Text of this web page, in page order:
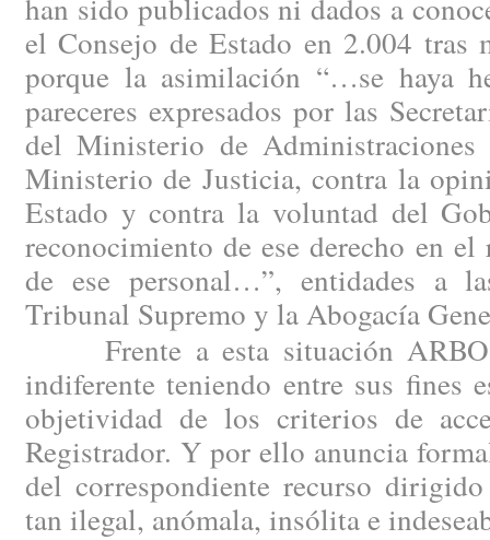
han sido publicados ni dados a
el Consejo de Estado en 2.004 tras
porque la asimilación “…se haya
pareceres expresados por las
del Ministerio de
Ministerio de Justicia, contra la
Estado y contra la voluntad del
reconocimiento de ese derecho en
de ese personal…”, entidades a
Tribunal Supremo y la Abogacía
Frente a esta situación ARBO
indiferente teniendo entre sus fines
objetividad de los criterios de
Registrador. Y por ello anuncia
del correspondiente recurso
tan ilegal, anómala, insólita e